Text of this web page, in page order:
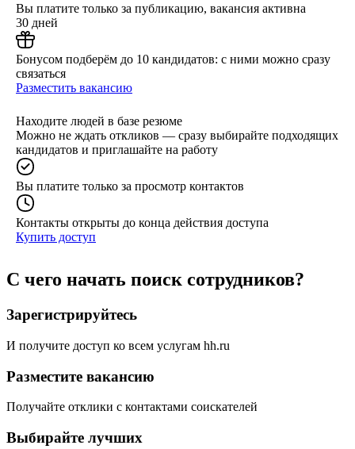
Вы платите только за публикацию, вакансия активна
30 дней
Бонусом подберём до 10 кандидатов: с ними можно сразу
связаться
Разместить вакансию
Находите людей в базе резюме
Можно не ждать откликов — сразу выбирайте подходящих
кандидатов и приглашайте на работу
Вы платите только за просмотр контактов
Контакты открыты до конца действия доступа
Купить доступ
С чего начать поиск сотрудников?
Зарегистрируйтесь
И получите доступ ко всем услугам hh.ru
Разместите вакансию
Получайте отклики с контактами соискателей
Выбирайте лучших